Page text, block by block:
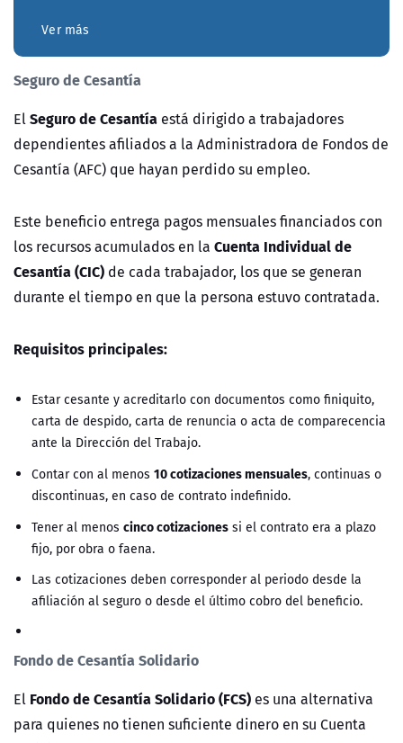
Ver más
Seguro de Cesantía
ElSeguro de Cesantía está dirigido a trabajadores
dependientes afiliados a la Administradora de Fondos de
Cesantía (AFC) que hayan perdido su empleo.
Este beneficio entrega pagos mensuales financiados con
los recursos acumulados en la Cuenta Individual de
Cesantía (CIC) de cada trabajador, los que se generan
durante el tiempo en que la persona estuvo contratada.
Requisitos principales:
Estar cesante y acreditarlo con documentos como finiquito,
carta de despido, carta de renuncia o acta de comparecencia
ante la Dirección del Trabajo.
Contar con al menos 10 cotizaciones mensuales, continuas o
discontinuas, en caso de contrato indefinido.
Tener al menos cinco cotizaciones si el contrato era a plazo
fijo, por obra o faena.
Las cotizaciones deben corresponder al periodo desde la
afiliación al seguro o desde el último cobro del beneficio.
Fondo de Cesantía Solidario
El Fondo de Cesantía Solidario (FCS) es una alternativa
para quienes no tienen suficiente dinero en su Cuenta